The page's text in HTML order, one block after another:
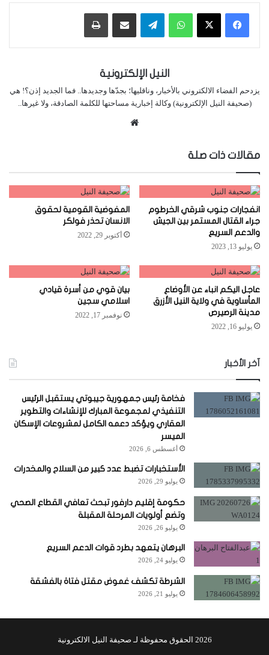
واتساب تيلقرام مشاركة عبر البريد طباعة
النيل الإلكترونية
يزدحم الفضاء الالكتروني بالأخبار، وناقليها؛ بجدّها وجديدها.. فما الجديد إذن؟! هي
(صحيفة النيل الإلكترونية) وكالة إخبارية مساحتها للكلمة الصادقة، ولا غيرها..
مقالات ذات صلة
انفجارات جنوب شرقي الخرطوم
جراء القتال المستمر بين الجيش
والدعم السريع
يوليو 13, 2023
المفوضية القومية لحقوق
الانسان تحذر فولكر
أكتوبر 29, 2022
عاجل اليكم انباء عن الأوضاع
المأساوية في ولاية النيل الأزرق
مدينة الرصيرص
يوليو 16, 2022
بيان قوي من أسرة قيادي
اسلامي سجين
نوفمبر 17, 2022
آخر الأخبار
فخامة رئيس جمهورية جيبوتي يستقبل الرئيس
التنفيذي لمجموعة المبارك للإنشاءات والتطوير
العقاري ويؤكد دعمه الكامل لمشروعات الإسكان
الميسر
أغسطس 6, 2026
الأستخبارات تضبط عدد كبير من السلاح والمخدرات
يوليو 29, 2026
حكومة إقليم دارفور تبحث تعافي القطاع الصحي
وتضع أولويات المرحلة المقبلة
يوليو 26, 2026
البرهان يتعهد بطرد قوات الدعم السريع
يوليو 24, 2026
الشرطة تكشف غموض مقتل فتاة بالفشقة
يوليو 21, 2026
2026 الحقوق محفوظة لـ صحيفة النيل الالكترونية